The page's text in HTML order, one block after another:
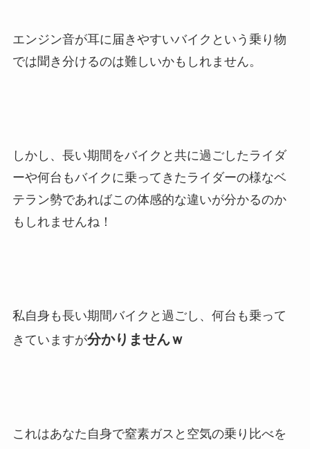
エンジン音が耳に届きやすいバイクという乗り物
では聞き分けるのは難しいかもしれません。
しかし、長い期間をバイクと共に過ごしたライダ
ーや何台もバイクに乗ってきたライダーの様なベ
テラン勢であればこの体感的な違いが分かるのか
もしれませんね！
私自身も長い期間バイクと過ごし、何台も乗って
きていますが分かりませんｗ
これはあなた自身で窒素ガスと空気の乗り比べを